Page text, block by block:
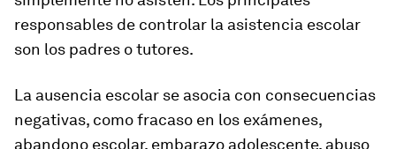
responsables de controlar la asistencia escolar
son los padres o tutores.
La ausencia escolar se asocia con consecuencias
negativas, como fracaso en los exámenes,
abandono escolar, embarazo adolescente, abuso